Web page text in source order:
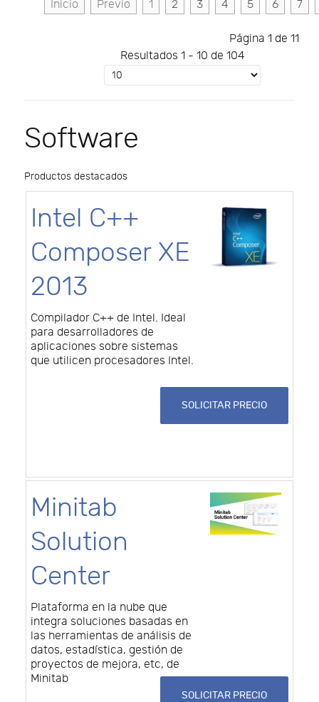
Inicio Previo 1 2 3 4 5 6 7
Página 1 de 11
Resultados 1 - 10 de 104
Software
Productos destacados
Intel C++
Composer XE
2013
Compilador C++ de Intel. Ideal
para desarrolladores de
aplicaciones sobre sistemas
que utilicen procesadores Intel.
SOLICITAR PRECIO
Minitab
Solution
Center
Plataforma en la nube que
integra soluciones basadas en
las herramientas de análisis de
datos, estadística, gestión de
proyectos de mejora, etc, de
Minitab
SOLICITAR PRECIO